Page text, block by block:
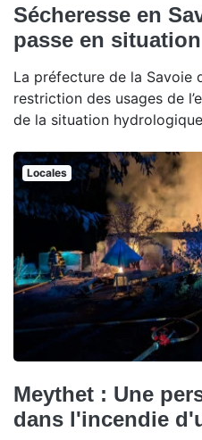
Sécheresse en
passe en
La préfecture de la Savoie
restriction des usages de
de la situation
Locales
Meythet : Une
dans l'incendie